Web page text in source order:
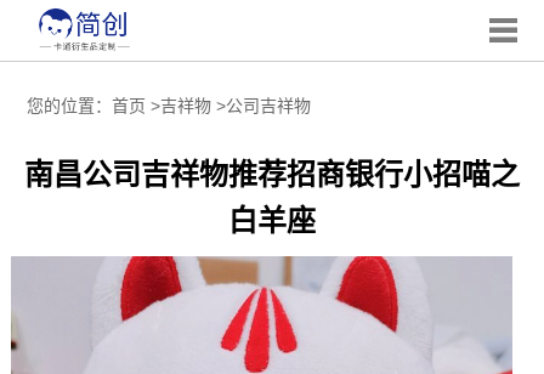
您的位置： 首页 >吉祥物>公司吉祥物
南昌公司吉祥物推荐招商银行小招喵之
白羊座